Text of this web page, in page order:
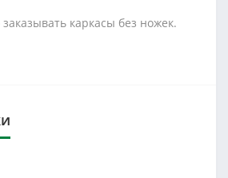
каркасы без ножек.